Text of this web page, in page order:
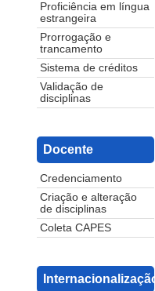
Proficiência em língua
estrangeira
Prorrogação e
trancamento
Sistema de créditos
Validação de
disciplinas
Docente
Credenciamento
Criação e alteração
de disciplinas
Coleta CAPES
Internacionalização